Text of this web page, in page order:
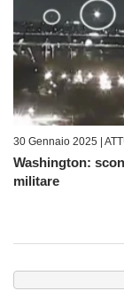
30 Gennaio 2025 |
Washington:
militare